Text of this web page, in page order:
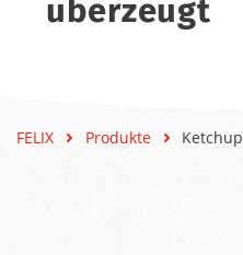
überzeugt
FELIX Produkte Ketchup